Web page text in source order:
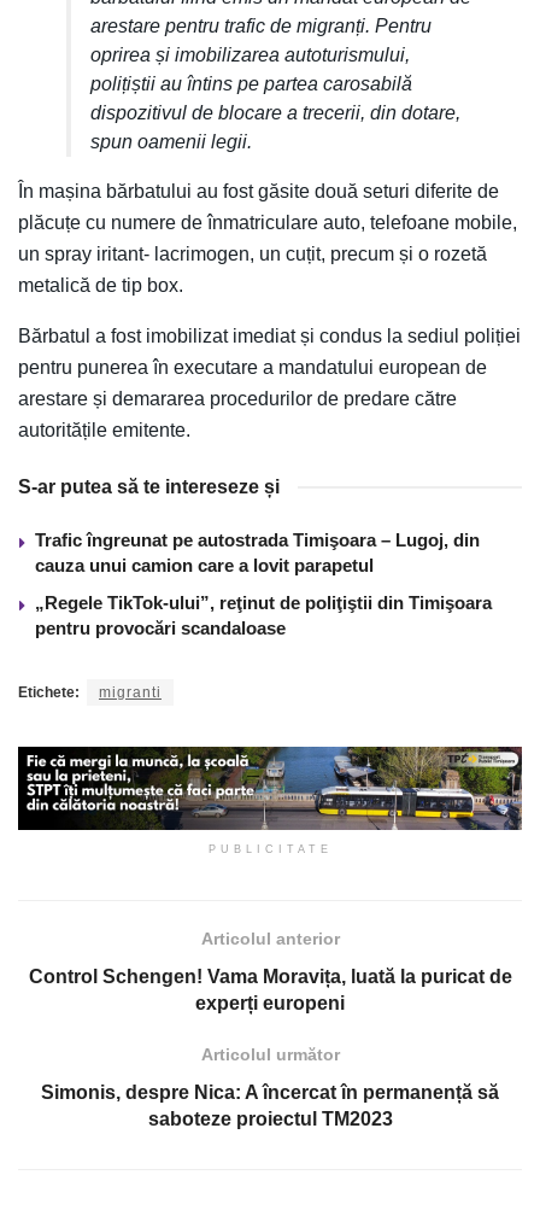
arestare pentru trafic de migranți. Pentru
oprirea și imobilizarea autoturismului,
polițiștii au întins pe partea carosabilă
dispozitivul de blocare a trecerii, din dotare,
spun oamenii legii.
În mașina bărbatului au fost găsite două seturi diferite de
plăcuțe cu numere de înmatriculare auto, telefoane mobile,
un spray iritant- lacrimogen, un cuțit, precum și o rozetă
metalică de tip box.
Bărbatul a fost imobilizat imediat și condus la sediul poliției
pentru punerea în executare a mandatului european de
arestare și demararea procedurilor de predare către
autoritățile emitente.
S-ar putea să te intereseze și
Trafic îngreunat pe autostrada Timişoara – Lugoj, din
cauza unui camion care a lovit parapetul
„Regele TikTok-ului”, reţinut de poliţiştii din Timişoara
pentru provocări scandaloase
Etichete: migranti
PUBLICITATE
Articolul anterior
Control Schengen! Vama Moravița, luată la puricat de
experți europeni
Articolul următor
Simonis, despre Nica: A încercat în permanență să
saboteze proiectul TM2023